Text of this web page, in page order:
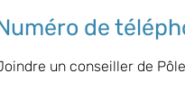
de
un conseiller de